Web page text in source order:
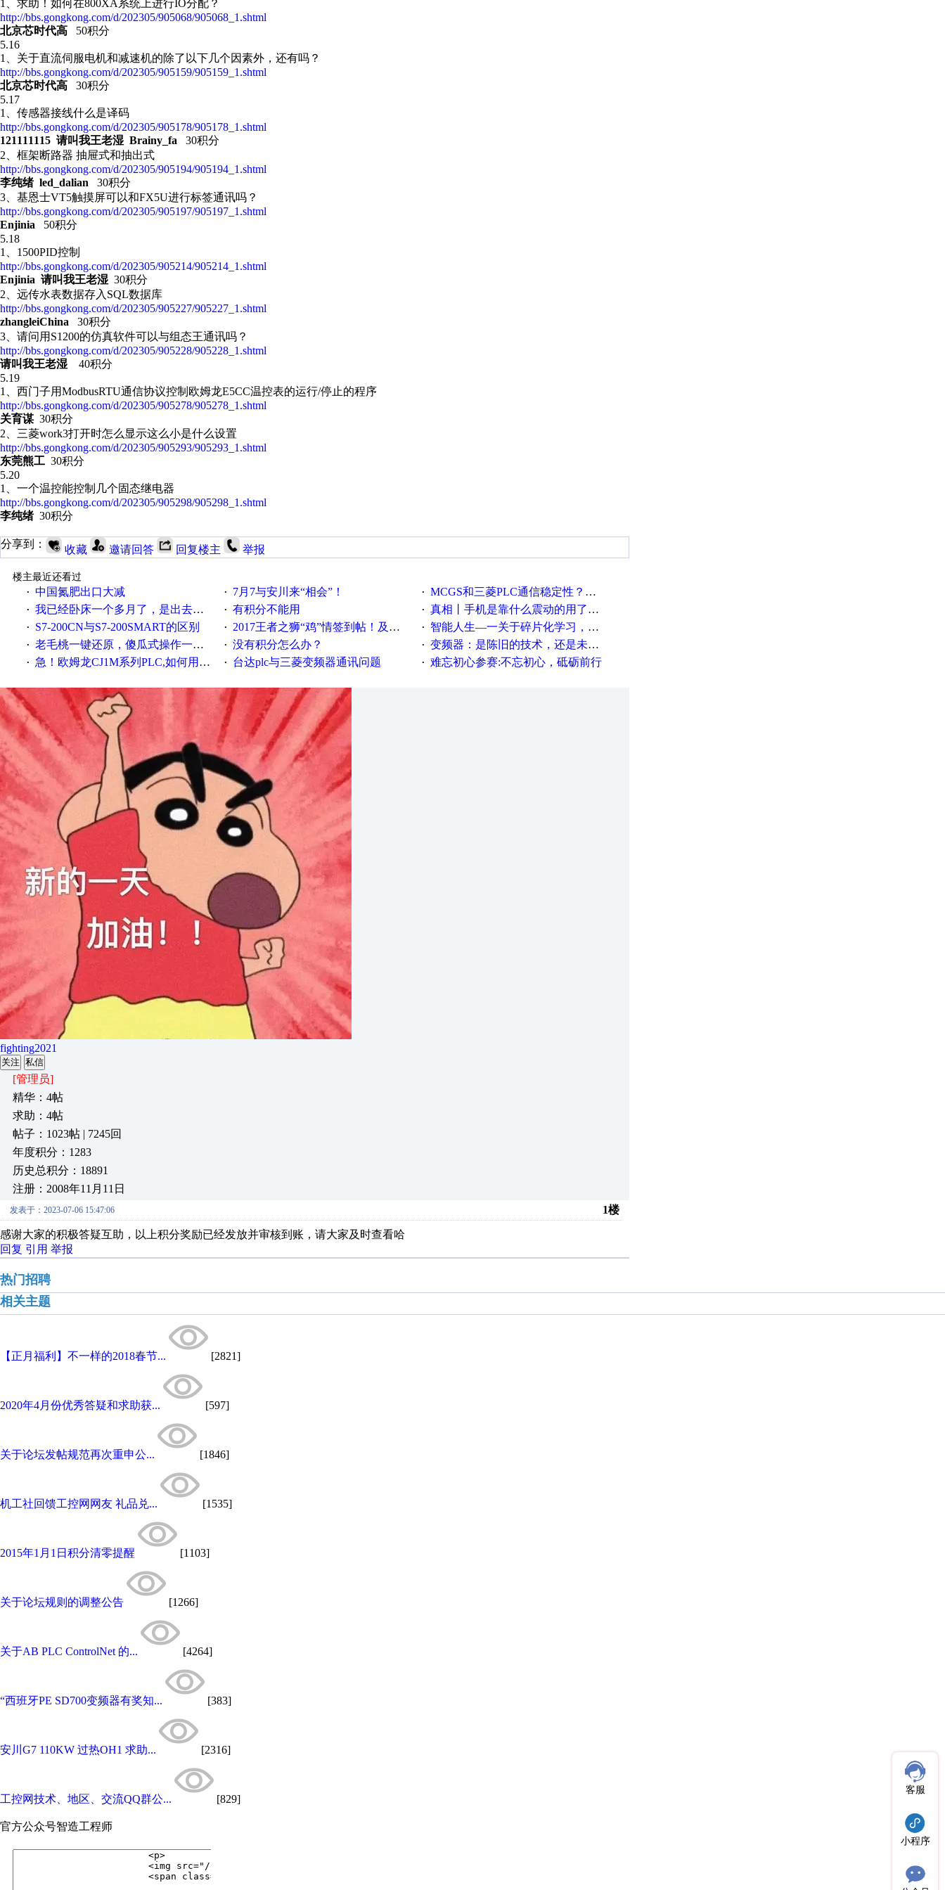
1、 求助！如何在800XA系统上进行IO分配？
http://bbs.gongkong.com/d/202305/905068/905068_1.shtml
北京芯时代高
50积分
5.16
1、关于直流伺服电机和减速机的除了以下几个因素外，还有吗？
http://bbs.gongkong.com/d/202305/905159/905159_1.shtml
北京芯时代高 30积分
5.17
1、传感器接线什么是译码
http://bbs.gongkong.com/d/202305/905178/905178_1.shtml
121111115 请叫我王老湿 Brainy_fa
30积分
2、框架断路器 抽屉式和抽出式
http://bbs.gongkong.com/d/202305/905194/905194_1.shtml
李纯绪 led_dalian 30积分
3、 基恩士VT5触摸屏可以和FX5U进行标签通讯吗？
http://bbs.gongkong.com/d/202305/905197/905197_1.shtml
Enjinia
50积分
5.18
1、 1500PID控制
http://bbs.gongkong.com/d/202305/905214/905214_1.shtml
Enjinia 请叫我王老湿 30积分
2、远传水表数据存入SQL数据库
http://bbs.gongkong.com/d/202305/905227/905227_1.shtml
zhangleiChina
30积分
3、 请问用S1200的仿真软件可以与组态王通讯吗？
http://bbs.gongkong.com/d/202305/905228/905228_1.shtml
请叫我王老湿 40积分
5.19
1、 西门子用ModbusRTU通信协议控制欧姆龙E5CC温控表的运行/停止的程序
http://bbs.gongkong.com/d/202305/905278/905278_1.shtml
关育谋30积分
2、三菱work3打开时怎么显示这么小是什么设置
http://bbs.gongkong.com/d/202305/905293/905293_1.shtml
东莞熊工 30积分
5.20
1、 一个温控能控制几个固态继电器
http://bbs.gongkong.com/d/202305/905298/905298_1.shtml
李纯绪 30积分
分享到： 收藏 邀请回答 回复楼主 举报
楼主最近还看过
· 中国氮肥出口大减 · 7月7与安川来“相会”！ · MCGS和三菱PLC通信稳定性？？？
· 我已经卧床一个多月了，是出去安装机械手在高速遭遇车祸所致:大家工作都要特别注意啊 · 有积分不能用 · 真相丨手机是靠什么震动的用了这么多年才知道！
· S7-200CN与S7-200SMART的区别 · 2017王者之狮“鸡”情签到帖！及时更新在线研讨会预告 · 智能人生—一关于碎片化学习，看这一篇就够了！
· 老毛桃一键还原，傻瓜式操作一键轻松备份还原；程序为向导式安装，一键即可实现自动备份或还原系统。 · 没有积分怎么办？ · 变频器：是陈旧的技术，还是未来的幕后英雄？
· 急！欧姆龙CJ1M系列PLC,如何用时间控制变频器。要求时间在组态王中可以自由输入！拜托各位大神了！ · 台达plc与三菱变频器通讯问题 · 难忘初心参赛:不忘初心，砥砺前行
fighting2021
关注 私信
[管理员]
精华：4帖
求助：4帖
帖子：1023帖 | 7245回
年度积分：1283
历史总积分：18891
注册：2008年11月11日
发表于：2023-07-06 15:47:06 1楼
感谢大家的积极答疑互助，以上积分奖励已经发放并审核到账，请大家及时查看哈
回复 引用 举报
热门招聘
相关主题
【正月福利】不一样的2018春节... [2821]
2020年4月份优秀答疑和求助获... [597]
关于论坛发帖规范再次重申公... [1846]
机工社回馈工控网网友 礼品兑... [1535]
2015年1月1日积分清零提醒 [1103]
关于论坛规则的调整公告 [1266]
关于AB PLC ControlNet 的... [4264]
“西班牙PE SD700变频器有奖知... [383]
安川G7 110KW 过热OH1 求助... [2316]
工控网技术、地区、交流QQ群公... [829]
官方公众号智造工程师
客服
小程序